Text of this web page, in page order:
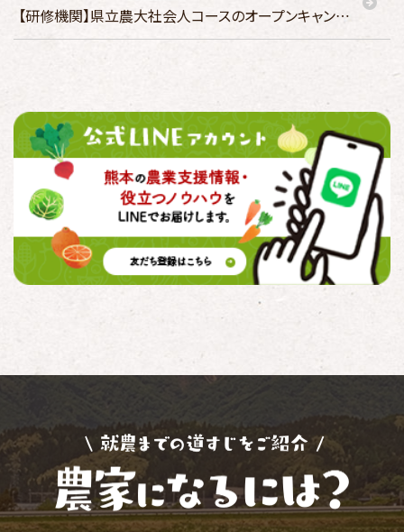
【研修機関】県立農大社会人コースのオープンキャンパス（研修説明会）が開催されます